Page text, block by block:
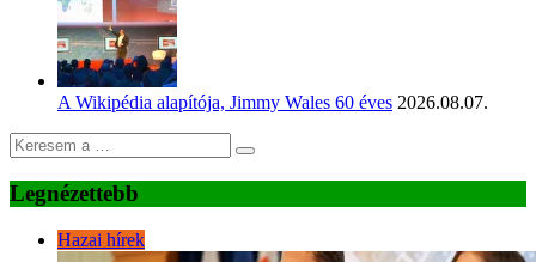
A Wikipédia alapítója, Jimmy Wales 60 éves 2026.08.07.
Legnézettebb
Hazai hírek